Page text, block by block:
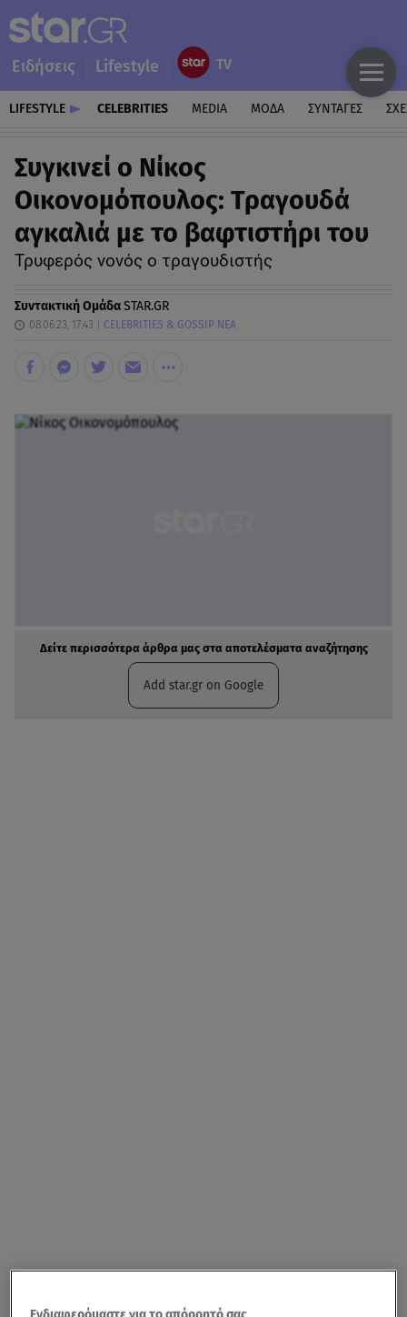
Ειδήσεις Lifestyle
LIFESTYLE CELEBRITIES MEDIA ΜΟΔΑ ΣΥΝΤΑΓΕΣ
Συγκινεί ο Νίκος
Οικονομόπουλος: Τραγουδά
αγκαλιά με το βαφτιστήρι του
Τρυφερός νονός ο τραγουδιστής
Συντακτική ΟμάδαSTAR.GR
08.06.23, 17:43 CELEBRITIES & GOSSIP ΝΕΑ
Δείτε περισσότερα άρθρα μας στα αποτελέσματα αναζήτησης
Add star.gr on Google